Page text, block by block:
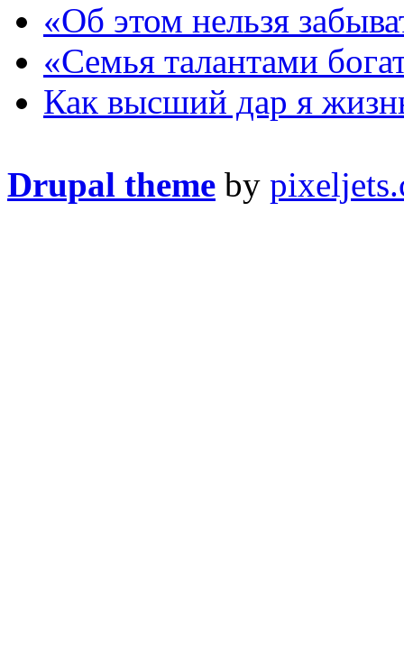
«Об этом нельзя
«Семья талантами
Как высший дар я
Drupal theme by